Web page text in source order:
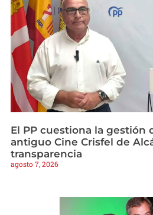
El PP cuestiona la gestión
antiguo Cine Crisfel de
transparencia
agosto 7, 2026